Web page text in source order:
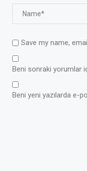
Save my name,
Beni sonraki yorumlar
Beni yeni yazılarda e-